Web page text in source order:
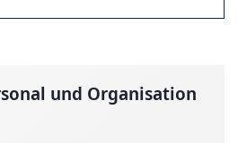
und Organisation